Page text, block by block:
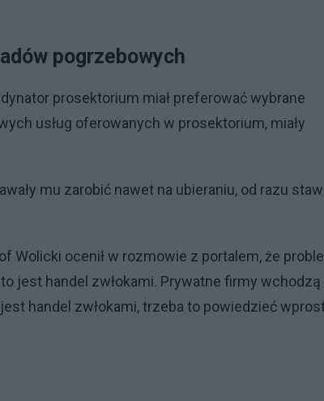
pogrzebowych
prosektorium miał preferować wybrane
usług oferowanych w prosektorium, miały
mu zarobić nawet na ubieraniu, od razu
Wolicki ocenił w rozmowie z portalem, że
jest handel zwłokami. Prywatne firmy wchodzą
handel zwłokami, trzeba to powiedzieć